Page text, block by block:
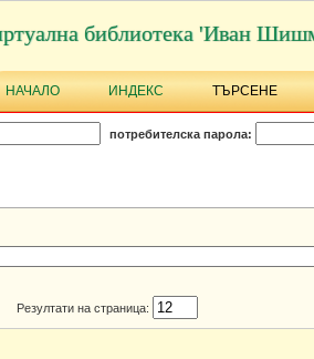
библиотека 'Иван
НАЧАЛО ИНДЕКС ТЪРСЕНЕ
потребителска парола:
Резултати на страница: